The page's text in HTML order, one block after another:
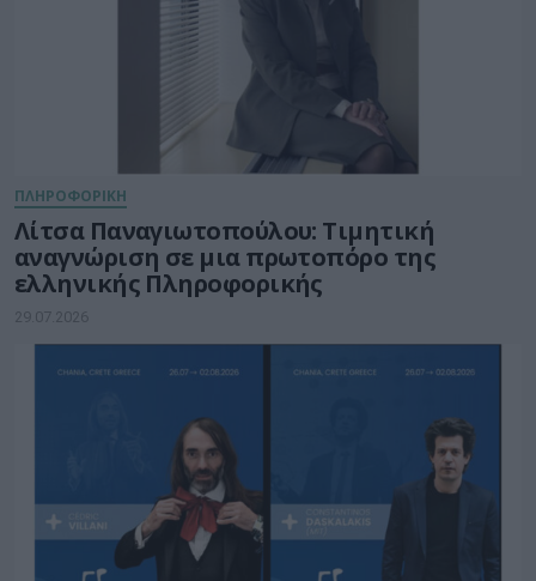
ΠΛΗΡΟΦΟΡΙΚΗ
Λίτσα Παναγιωτοπούλου: Τιμητική
αναγνώριση σε μια πρωτοπόρο της
ελληνικής Πληροφορικής
29.07.2026